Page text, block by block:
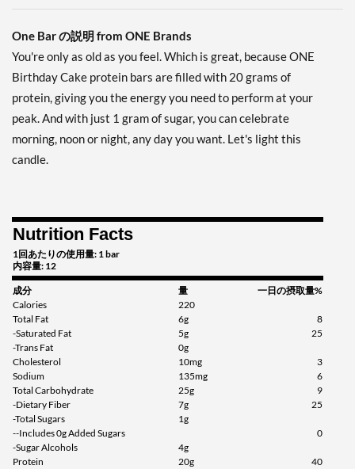
ディスカウント％ 56%
Chocolate Chip Cookie
Dough 12 bars
販売価格: C$29.32
Cinnamon Roll 12 bars
販売価格: C$36.65
ディスカウント％ 54%
Cinnamon Roll USE BY
販売価格: C$23.45
ディスカウント％ 71%
カートに入れる »
Fruity Cereal 12 bars
One Bar の説明 from ONE Brands
You're only as old as you feel. Which is great, because ONE
Birthday Cake protein bars are filled with 20 grams of
protein, giving you the energy you need to perform at your
peak. And with just 1 gram of sugar, you can celebrate
morning, noon or night, any day you want. Let's light this
candle.
Nutrition Facts
1回あたりの使用量: 1 bar
内容量: 12
成分 量
一日の摂取量%
Calories
220
Total Fat
6g
8
-Saturated Fat
5g
25
-Trans Fat
0g
Cholesterol
10mg
3
Sodium
135mg
6
Total Carbohydrate
25g
9
-Dietary Fiber
7g
25
-Total Sugars
1g
--Includes 0g Added Sugars
0
-Sugar Alcohols
4g
Protein
20g
40